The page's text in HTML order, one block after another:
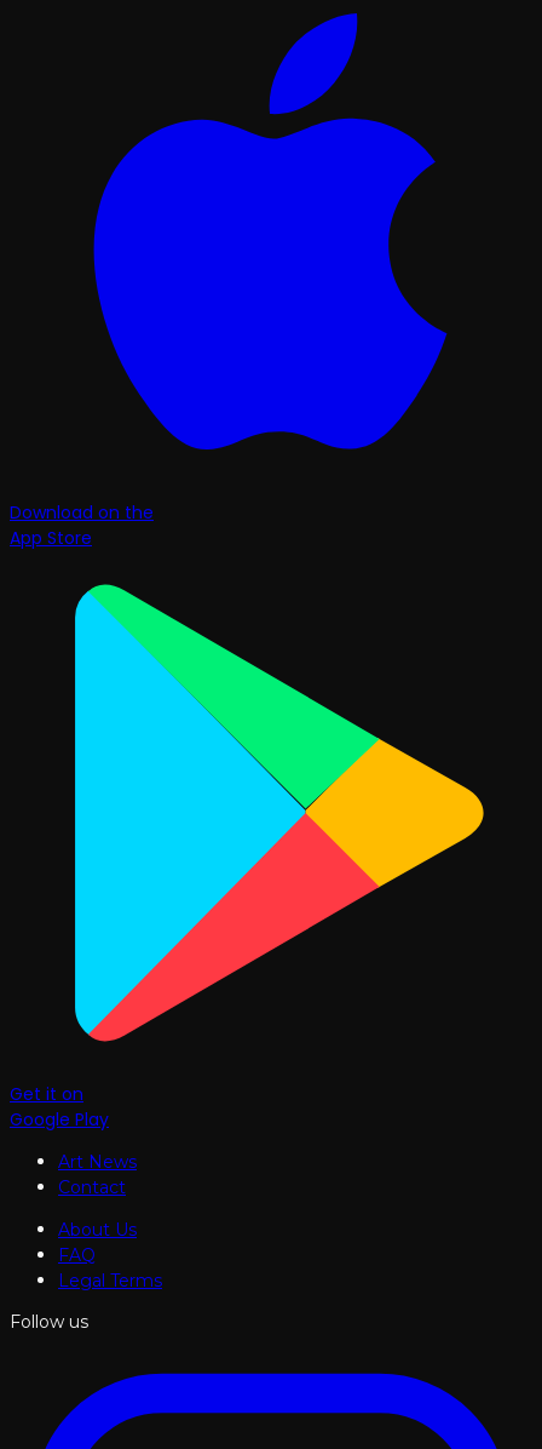
Download on the
App Store
Get it on
Google Play
Art News
Contact
About Us
FAQ
Legal Terms
Follow us